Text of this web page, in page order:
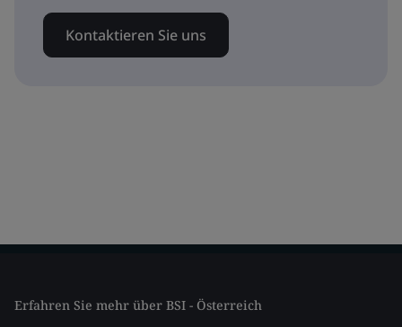
Kontaktieren Sie uns
Erfahren Sie mehr über BSI - Österreich